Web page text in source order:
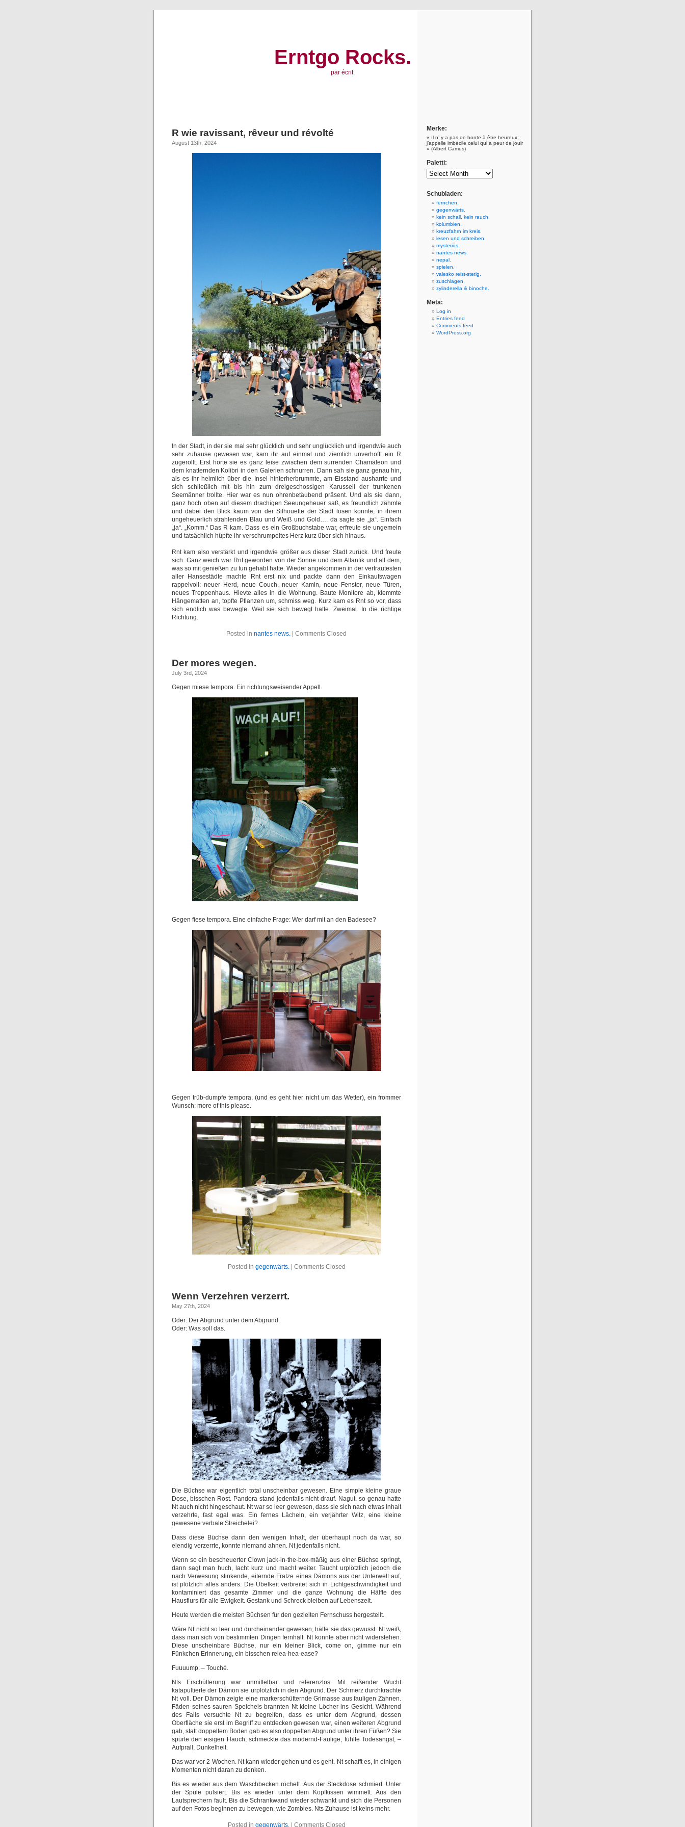
Erntgo Rocks.
par écrit.
R wie ravissant, rêveur und révolté
August 13th, 2024
In der Stadt, in der sie mal sehr glücklich und sehr unglücklich und irgendwie auch
sehr zuhause gewesen war, kam ihr auf einmal und ziemlich unverhofft ein R
zugerollt. Erst hörte sie es ganz leise zwischen dem surrenden Chamäleon und
dem knatternden Kolibri in den Galerien schnurren. Dann sah sie ganz genau hin,
als es ihr heimlich über die Insel hinterherbrummte, am Eisstand ausharrte und
sich schließlich mit bis hin zum dreigeschossigen Karussell der trunkenen
Seemänner trollte. Hier war es nun ohrenbetäubend präsent. Und als sie dann,
ganz hoch oben auf diesem drachigen Seeungeheuer saß, es freundlich zähmte
und dabei den Blick kaum von der Silhouette der Stadt lösen konnte, in ihrem
ungeheuerlich strahlenden Blau und Weiß und Gold…. da sagte sie „ja“. Einfach
„ja“. „Komm.“ Das R kam. Dass es ein Großbuchstabe war, erfreute sie ungemein
und tatsächlich hüpfte ihr verschrumpeltes Herz kurz über sich hinaus.
Rnt kam also verstärkt und irgendwie größer aus dieser Stadt zurück. Und freute
sich. Ganz weich war Rnt geworden von der Sonne und dem Atlantik und all dem,
was so mit genießen zu tun gehabt hatte. Wieder angekommen in der vertrautesten
aller Hansestädte machte Rnt erst nix und packte dann den Einkaufswagen
rappelvoll: neuer Herd, neue Couch, neuer Kamin, neue Fenster, neue Türen,
neues Treppenhaus. Hievte alles in die Wohnung. Baute Monitore ab, klemmte
Hängematten an, topfte Pflanzen um, schmiss weg. Kurz kam es Rnt so vor, dass
sich endlich was bewegte. Weil sie sich bewegt hatte. Zweimal. In die richtige
Richtung.
Posted in nantes news. | Comments Closed
Der mores wegen.
July 3rd, 2024
Gegen miese tempora. Ein richtungsweisender Appell.
Gegen fiese tempora. Eine einfache Frage: Wer darf mit an den Badesee?
Gegen trüb-dumpfe tempora, (und es geht hier nicht um das Wetter), ein frommer
Wunsch: more of this please.
Posted in gegenwärts.| Comments Closed
Wenn Verzehren verzerrt.
May 27th, 2024
Oder: Der Abgrund unter dem Abgrund.
Oder: Was soll das.
Die Büchse war eigentlich total unscheinbar gewesen. Eine simple kleine graue
Dose, bisschen Rost. Pandora stand jedenfalls nicht drauf. Nagut, so genau hatte
Nt auch nicht hingeschaut. Nt war so leer gewesen, dass sie sich nach etwas Inhalt
verzehrte, fast egal was. Ein fernes Lächeln, ein verjährter Witz, eine kleine
gewesene verbale Streichelei?
Dass diese Büchse dann den wenigen Inhalt, der überhaupt noch da war, so
elendig verzerrte, konnte niemand ahnen. Nt jedenfalls nicht.
Wenn so ein bescheuerter Clown jack-in-the-box-mäßig aus einer Büchse springt,
dann sagt man huch, lacht kurz und macht weiter. Taucht urplötzlich jedoch die
nach Verwesung stinkende, eiternde Fratze eines Dämons aus der Unterwelt auf,
ist plötzlich alles anders. Die Übelkeit verbreitet sich in Lichtgeschwindigkeit und
kontaminiert das gesamte Zimmer und die ganze Wohnung die Hälfte des
Hausflurs für alle Ewigkeit. Gestank und Schreck bleiben auf Lebenszeit.
Heute werden die meisten Büchsen für den gezielten Fernschuss hergestellt.
Wäre Nt nicht so leer und durcheinander gewesen, hätte sie das gewusst. Nt weiß,
dass man sich von bestimmten Dingen fernhält. Nt konnte aber nicht widerstehen.
Diese unscheinbare Büchse, nur ein kleiner Blick, come on, gimme nur ein
Fünkchen Erinnerung, ein bisschen relea-hea-ease?
Fuuuump. – Touché.
Nts Erschütterung war unmittelbar und referenzlos. Mit reißender Wucht
katapultierte der Dämon sie urplötzlich in den Abgrund. Der Schmerz durchkrachte
Nt voll. Der Dämon zeigte eine markerschütternde Grimasse aus fauligen Zähnen.
Fäden seines sauren Speichels brannten Nt kleine Löcher ins Gesicht. Während
des Falls versuchte Nt zu begreifen, dass es unter dem Abgrund, dessen
Oberfläche sie erst im Begriff zu entdecken gewesen war, einen weiteren Abgrund
gab, statt doppeltem Boden gab es also doppelten Abgrund unter ihren Füßen? Sie
spürte den eisigen Hauch, schmeckte das modernd-Faulige, fühlte Todesangst, –
Aufprall, Dunkelheit.
Das war vor 2 Wochen. Nt kann wieder gehen und es geht. Nt schafft es, in einigen
Momenten nicht daran zu denken.
Bis es wieder aus dem Waschbecken röchelt. Aus der Steckdose schmiert. Unter
der Spüle pulsiert. Bis es wieder unter dem Kopfkissen wimmelt. Aus den
Lautsprechern fault. Bis die Schrankwand wieder schwankt und sich die Personen
auf den Fotos beginnen zu bewegen, wie Zombies. Nts Zuhause ist keins mehr.
Posted in gegenwärts. | Comments Closed
Merke:
« Il n’ y a pas de honte à être heureux;
j’appelle imbécile celui qui a peur de jouir
» (Albert Camus)
Paletti:
Schubladen:
fernchen.
gegenwärts.
kein schall, kein rauch.
kolumbien.
kreuzfahrn im kreis.
lesen und schreiben.
mysteriös.
nantes news.
nepal.
spielen.
valesko reist-stetig.
zuschlagen.
zylinderella & binoche.
Meta:
Log in
Entries feed
Comments feed
WordPress.org